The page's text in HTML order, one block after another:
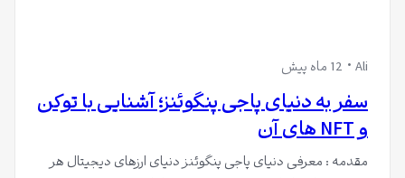
Ali 12 ماه پیش
سفر به دنیای پاجی پنگوئنز؛ آشنایی با توکن
و NFT های آن
مقدمه : معرفی دنیای پاجی پنگوئنز دنیای ارزهای دیجیتال هر